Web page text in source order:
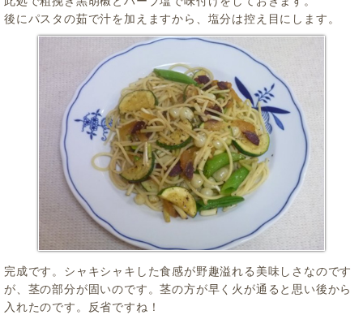
後にパスタの茹で汁を加えますから、塩分は控え目にします。
完成です。シャキシャキした食感が野趣溢れる美味しさなのです
が、茎の部分が固いのです。茎の方が早く火が通ると思い後から
入れたのです。反省ですね！